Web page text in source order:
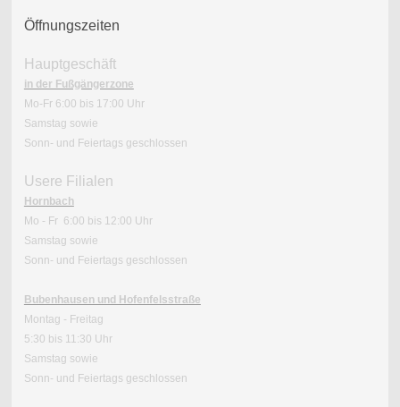
Öffnungszeiten
Hauptgeschäft
in der Fußgängerzone
Mo-Fr 6:00 bis 17:00 Uhr
Samstag sowie
Sonn- und Feiertags geschlossen
Usere Filialen
Hornbach
Mo - Fr 6:00 bis 12:00 Uhr
Samstag sowie
Sonn- und Feiertags geschlossen
Bubenhausen und Hofenfelsstraße
Montag - Freitag
5:30 bis 11:30 Uhr
Samstag sowie
Sonn- und Feiertags geschlossen